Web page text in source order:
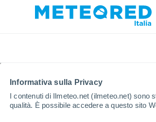
Informativa sulla Privacy
I contenuti di Ilmeteo.net (ilmeteo.net) sono
qualità. È possibile accedere a questo sito